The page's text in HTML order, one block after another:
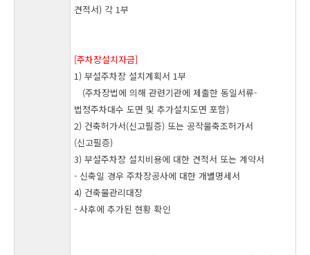
견적서) 각 1부
[주차장설치자금]
1) 부설주차장 설치계획서 1부
(주차장법에 의해 관련기관에 제출한 동일서류-
법정주차대수 도면 및 추가설치도면 포함)
2) 건축허가서(신고필증) 또는 공작물축조허가서
(신고필증)
3) 부설주차장 설치비용에 대한 견적서 또는 계약서
- 신축일 경우 주차장공사에 대한 개별명세서
4) 건축물관리대장
- 사후에 추가된 현황 확인